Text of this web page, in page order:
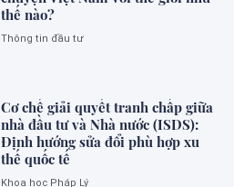
thế nào?
Thông tin đầu tư
Cơ chế giải quyết tranh chấp giữa
nhà đầu tư và Nhà nước (ISDS):
Định hướng sửa đổi phù hợp xu
thế quốc tế
Khoa học Pháp Lý